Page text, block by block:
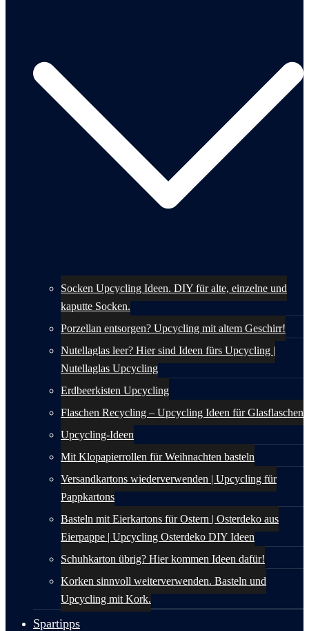
Socken Upcycling Ideen. DIY für alte, einzelne und
kaputte Socken.
Porzellan entsorgen? Upcycling mit altem Geschirr!
Nutellaglas leer? Hier sind Ideen fürs Upcycling |
Nutellaglas Upcycling
Erdbeerkisten Upcycling
Flaschen Recycling – Upcycling Ideen für Glasflaschen
Upcycling-Ideen
Mit Klopapierrollen für Weihnachten basteln
Versandkartons wiederverwenden | Upcycling für
Pappkartons
Basteln mit Eierkartons für Ostern | Osterdeko aus
Eierpappe | Upcycling Osterdeko DIY Ideen
Schuhkarton übrig? Hier kommen Ideen dafür!
Korken sinnvoll weiterverwenden. Basteln und
Upcycling mit Kork.
Spartipps